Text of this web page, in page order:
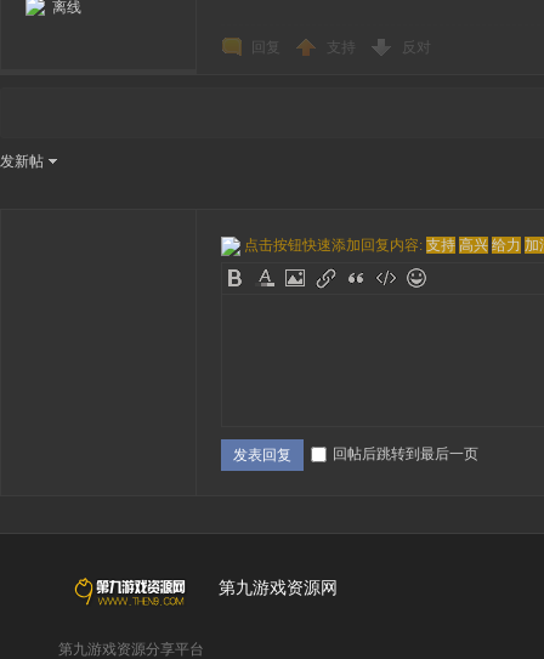
离线
回复 支持 反对
发新帖
点击按钮快速添加回复内容: 支持 高兴 给力 加
发表回复 回帖后跳转到最后一页
第九游戏资源网
第九游戏资源分享平台